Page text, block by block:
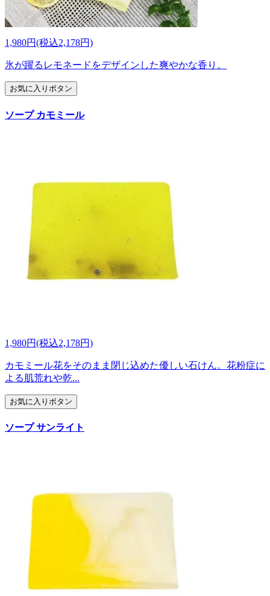
1,980円(税込2,178円)
氷が躍るレモネードをデザインした爽やかな香り。
お気に入りボタン
ソープ カモミール
1,980円(税込2,178円)
カモミール花をそのまま閉じ込めた優しい石けん。花粉症に
よる肌荒れや乾...
お気に入りボタン
ソープ サンライト